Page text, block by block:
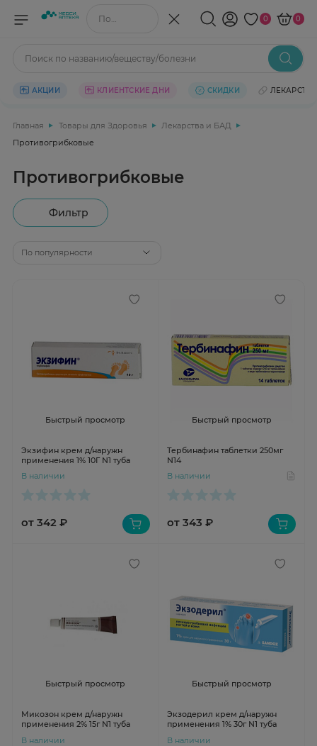
Поиск по названию/веществу 0 0
Поиск по названию/веществу/болезни
АКЦИИ КЛИЕНТСКИЕ ДНИ СКИДКИ ЛЕКАРСТВА
Главная Товары для Здоровья
Лекарства и БАД
Противогрибковые
Противогрибковые
Фильтр
По популярности
Быстрый просмотр
Экзифин крем д/наружн
применения 1% 10Г N1 туба
В наличии
от 342 ₽
Быстрый просмотр
Тербинафин таблетки 250мг
N14
В наличии
от 343 ₽
Быстрый просмотр
Микозон крем д/наружн
применения 2% 15г N1 туба
В наличии
Быстрый просмотр
Экзодерил крем д/наружн
применения 1% 30г N1 туба
В наличии